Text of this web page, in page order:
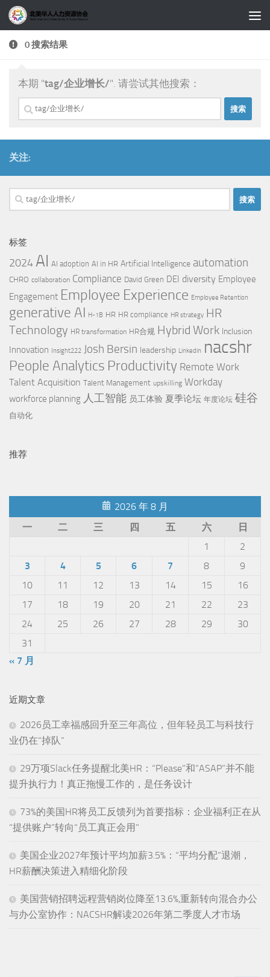
跳至内容
0 搜索结果
本期 "tag/企业增长/". 请尝试其他搜索：
搜
索：
关注:
搜
索：
标签
2024 AI AI adoption AI in HR Artificial Intelligence automation
CHRO collaboration Compliance David Green DEI diversity Employee
Engagement Employee Experience Employee Retention
generative AI H-1B HR HR compliance HR strategy HR
Technology HR transformation HR合规 Hybrid Work Inclusion
Innovation Insight222 Josh Bersin leadership Linkedin nacshr
People Analytics Productivity Remote Work
Talent Acquisition Talent Management upskilling Workday
workforce planning 人工智能 员工体验 夏季论坛 年度论坛 硅谷
自动化
推荐
2026 年 8 月
一
二 三 四 五 六
日
1
2
3
4 5 6 7 8
9
10
11 12 13 14 15
16
17
18 19 20 21 22
23
24
25 26 27 28 29
30
31
« 7 月
近期文章
2026员工幸福感回升至三年高位，但年轻员工与科技行
业仍在“掉队”
29万项Slack任务提醒北美HR：“Please”和“ASAP”并不能
提升执行力！真正拖慢工作的，是任务设计
73%的美国HR将员工反馈列为首要指标：企业福利正在从
“提供账户”转向“员工真正会用”
美国企业2027年预计平均加薪3.5%：“平均分配”退潮，
HR薪酬决策进入精细化阶段
美国营销招聘远程营销岗位降至13.6%,重新转向混合办公
与办公室协作：NACSHR解读2026年第二季度人才市场